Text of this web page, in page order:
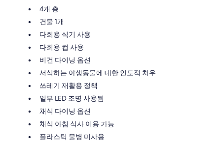
4개 층
건물 1개
다회용 식기 사용
다회용 컵 사용
비건 다이닝 옵션
서식하는 야생동물에 대한 인도적 처우
쓰레기 재활용 정책
일부 LED 조명 사용됨
채식 다이닝 옵션
채식 아침 식사 이용 가능
플라스틱 물병 미사용